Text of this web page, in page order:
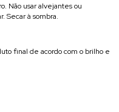
Não usar alvejantes ou
Secar à sombra.
final de acordo com o brilho e